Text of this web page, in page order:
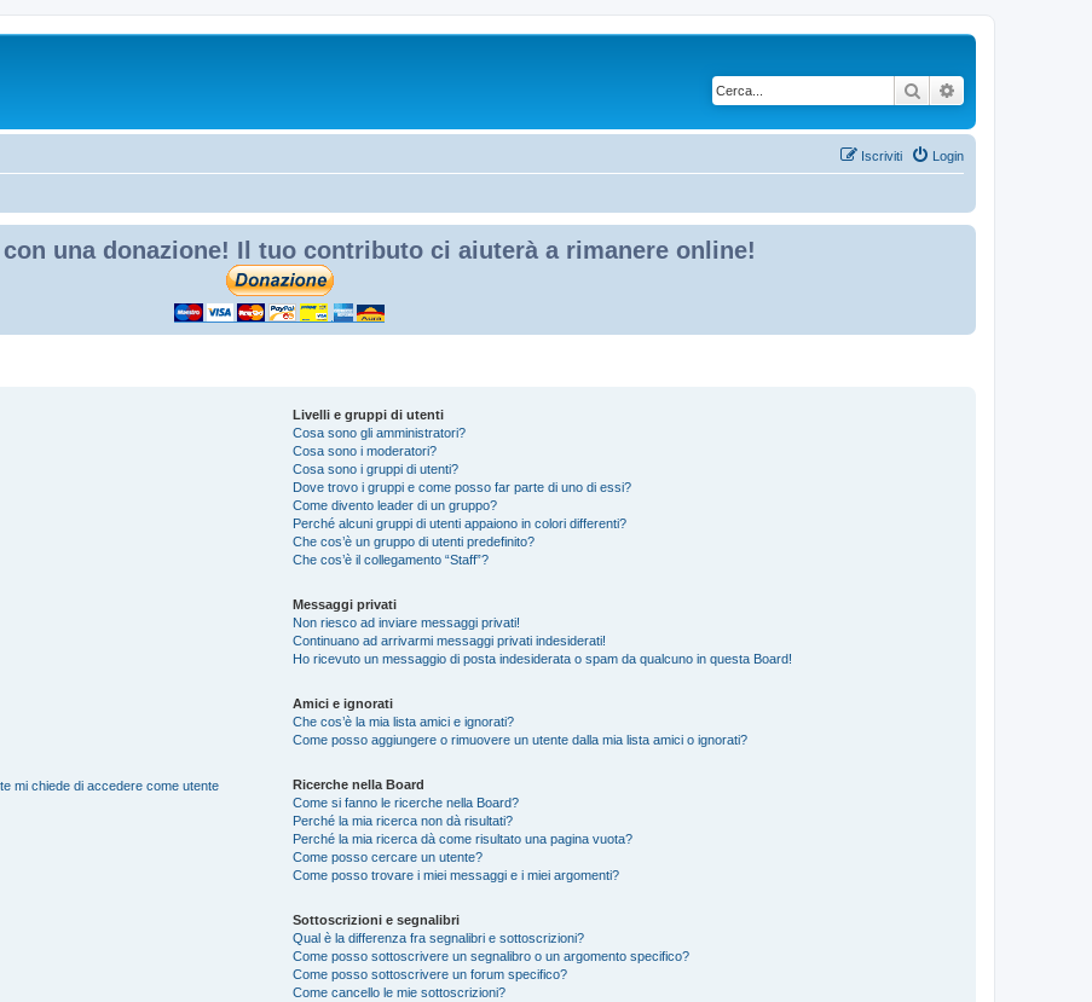
Cerca
Login
Iscriviti
una donazione! Il tuo contributo ci aiuterà a rimanere online!
mi chiede di accedere come utente
Livelli e gruppi di utenti
Cosa sono gli amministratori?
Cosa sono i moderatori?
Cosa sono i gruppi di utenti?
Dove trovo i gruppi e come posso far parte di uno di essi?
Come divento leader di un gruppo?
Perché alcuni gruppi di utenti appaiono in colori differenti?
Che cos’è un gruppo di utenti predefinito?
Che cos’è il collegamento “Staff”?
Messaggi privati
Non riesco ad inviare messaggi privati!
Continuano ad arrivarmi messaggi privati indesiderati!
Ho ricevuto un messaggio di posta indesiderata o spam da qualcuno in questa Board!
Amici e ignorati
Che cos’è la mia lista amici e ignorati?
Come posso aggiungere o rimuovere un utente dalla mia lista amici o ignorati?
Ricerche nella Board
Come si fanno le ricerche nella Board?
Perché la mia ricerca non dà risultati?
Perché la mia ricerca dà come risultato una pagina vuota?
Come posso cercare un utente?
Come posso trovare i miei messaggi e i miei argomenti?
Sottoscrizioni e segnalibri
Qual è la differenza fra segnalibri e sottoscrizioni?
Come posso sottoscrivere un segnalibro o un argomento specifico?
Come posso sottoscrivere un forum specifico?
Come cancello le mie sottoscrizioni?